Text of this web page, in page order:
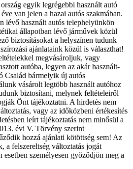
egyik legrégebbi használt autó
van jelen a hazai autós szakmában.
lévő használt autós telephelyünkön
állapotban lévő járművek közül
biztosításokat a helyszínen tudunk
ajánlataink közül is választhat!
megvásároljuk, vagy
autóba, legyen az akár használt-
Család bármelyik új autós
vásárolt legtöbb használt autóhoz
biztosítani, melynek feltételeiről
Önt tájékoztatni. A hirdetés nem
vagy az időközbeni értékesítés
leírt tájékoztatás nem minősül a
évi V. Törvény szerint
hozzá ajánlati kötöttség sem! Az
a felszereltség változtatás jogát
személyesen győződjön meg a